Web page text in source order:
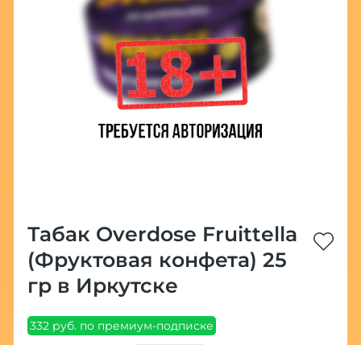
Табак Overdose Fruittella
(Фруктовая конфета) 25
гр в Иркутске
332 руб. по премиум-подписке